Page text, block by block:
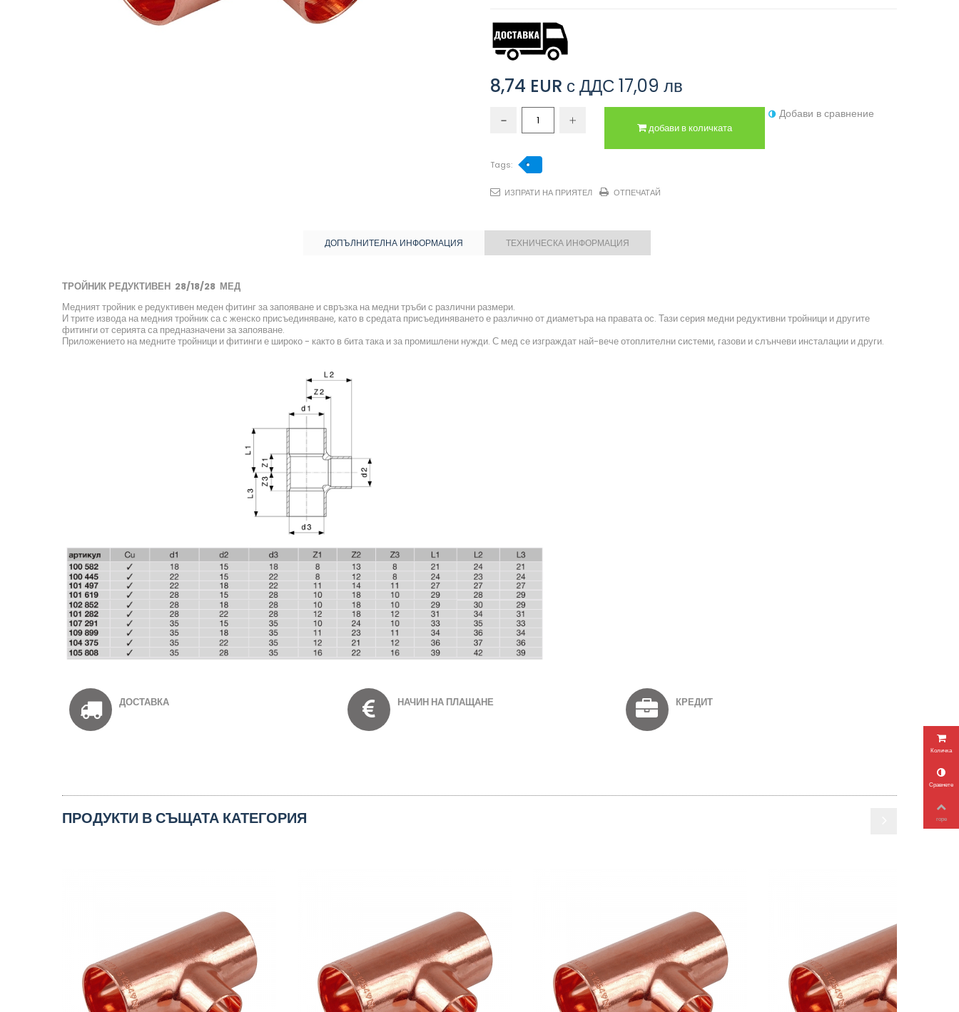
8,74 EUR с ДДС 17,09 лв
добави в количката
Добави в сравнение
Tags:
ИЗПРАТИ НА ПРИЯТЕЛ ОТПЕЧАТАЙ
ДОПЪЛНИТЕЛНА ИНФОРМАЦИЯ ТЕХНИЧЕСКА ИНФОРМАЦИЯ
ТРОЙНИК РЕДУКТИВЕН 28/18/28 МЕД
Медният тройник е редуктивен меден фитинг за запояване и свръзка на медни тръби с различни размери.
И трите извода на медния тройник са с женско присъединяване, като в средата присъединяването е различно от диаметъра на правата ос. Тази серия медни редуктивни тройници и другите
фитинги от серията са предназначени за запояване.
Приложението на медните тройници и фитинги е широко - както в бита така и за промишлени нужди. С мед се изграждат най-вече отоплителни системи, газови и слънчеви инсталации и други.
ДОСТАВКА НАЧИН НА ПЛАЩАНЕ КРЕДИТ
ПРОДУКТИ В СЪЩАТА КАТЕГОРИЯ
Количка
Сравнете
горе